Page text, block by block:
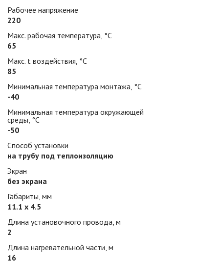
Рабочее напряжение
220
Макс. рабочая температура, °С
65
Макс. t воздействия, °С
85
Минимальная температура монтажа, °С
-40
Минимальная температура окружающей
среды, °С
-50
Способ установки
на трубу под теплоизоляцию
Экран
без экрана
Габариты, мм
11.1 х 4.5
Длина установочного провода, м
2
Длина нагревательной части, м
16